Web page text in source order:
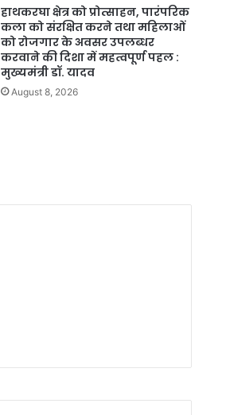
हाथकरघा क्षेत्र को प्रोत्साहन, पारंपरिक
कला को संरक्षित करने तथा महिलाओं
को रोजगार के अवसर उपलब्धर
करवाने की दिशा में महत्वपूर्ण पहल :
मुख्यमंत्री डॉ. यादव
August 8, 2026